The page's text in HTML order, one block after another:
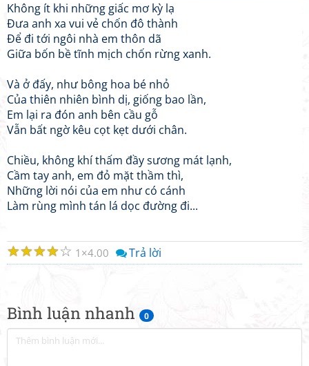
Bình luận nhanh 0
Không ít khi những giấc mơ kỳ lạ
Đưa anh xa vui vẻ chốn đô thành
Để đi tới ngôi nhà em thôn dã
Giữa bốn bề tĩnh mịch chốn rừng xanh.
Và ở đấy, như bông hoa bé nhỏ
Của thiên nhiên bình dị, giống bao lần,
Em lại ra đón anh bên cầu gỗ
Vẫn bất ngờ kêu cọt kẹt dưới chân.
Chiều, không khí thấm đầy sương mát lạnh,
Cầm tay anh, em đỏ mặt thầm thì,
Những lời nói của em như có cánh
Làm rùng mình tán lá dọc đường đi...
☆
☆
☆
☆
☆ 1 4.00 Trả lời